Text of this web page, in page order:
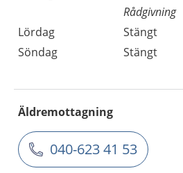
Rådgivning
Lördag
Stängt
Söndag
Stängt
Äldremottagning
040-623 41 53